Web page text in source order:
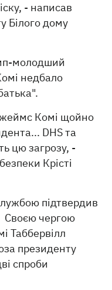
- написав
Білого дому
молодший
недбало
Комі щойно
DHS та
цю загрозу, -
Крісті
підтвердив
Своєю чергою
Таббервілл
президенту
спроби